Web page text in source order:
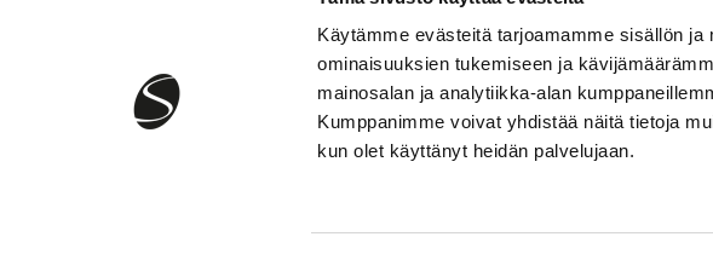
Käytämme evästeitä tarjoamamme sisällön
ominaisuuksien tukemiseen ja
mainosalan ja analytiikka-alan
Kumppanimme voivat yhdistää näitä tietoja
kun olet käyttänyt heidän palvelujaan.
Palautelomake
Saavutettavuusseloste
Tietosuoja